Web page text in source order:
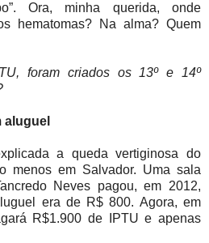
Ora, minha querida, onde
hematomas? Na alma? Quem
foram criados os 13º e 14º
aluguel
a queda vertiginosa do
menos em Salvador. Uma sala
Neves pagou, em 2012,
era de R$ 800. Agora, em
R$1.900 de IPTU e apenas